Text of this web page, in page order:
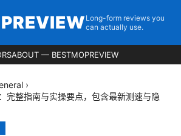
Long-form reviews you
can actually use.
ABOUT — BESTMOPREVIEW
›
完整指南与实操要点，包含最新测速与隐